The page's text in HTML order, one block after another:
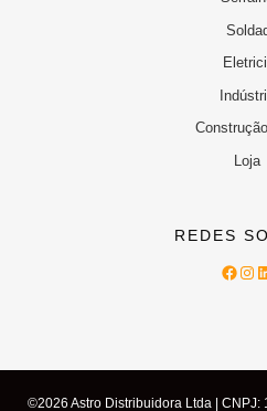
Loja
REDES
©2026 Astro Distribuidora Ltda |